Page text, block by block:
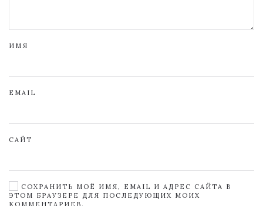
ИМЯ
EMAIL
САЙТ
СОХРАНИТЬ МОЁ ИМЯ, EMAIL И АДРЕС САЙТА В
ЭТОМ БРАУЗЕРЕ ДЛЯ ПОСЛЕДУЮЩИХ МОИХ
КОММЕНТАРИЕВ.